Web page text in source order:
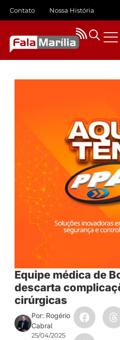
Contato Nossa História
Equipe médica de
descarta
cirúrgicas
Por: Rogério
Cabral
25/04/2025